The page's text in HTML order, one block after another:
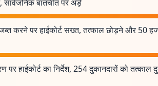
सार्वजनिक बातचीत पर अड़े
करने पर हाईकोर्ट सख्त, तत्काल छोड़ने और 50
पर हाईकोर्ट का निर्देश, 254 दुकानदारों को